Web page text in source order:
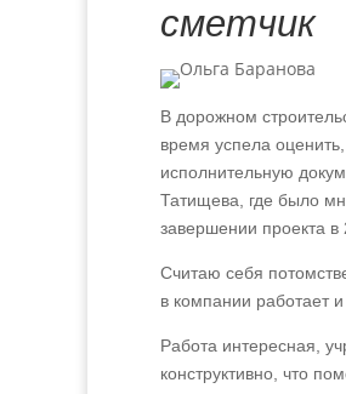
сметчик
В дорожном
время успела
исполнительную
Татищева, где было
завершении проекта
Считаю себя
в компании работает
Работа интересная,
конструктивно, что